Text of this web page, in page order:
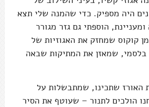
היה מספיק. כדי שהמנה שלי תצא
הוספתי גם גזר מגורר
קוקוס שמחזק את האגוזיות של
בלסמי, שמאזן את המתיקות שבאה
האורז שתכינו, שמתבשלות על
הולכים לתנור – שעוטף את הסיר